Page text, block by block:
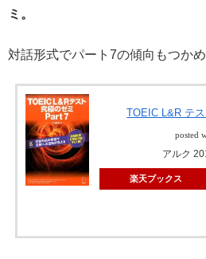
ミ。
対話形式でパート7の傾向もつかめ
TOEIC L&R テ
posted
アルク
楽天ブックス